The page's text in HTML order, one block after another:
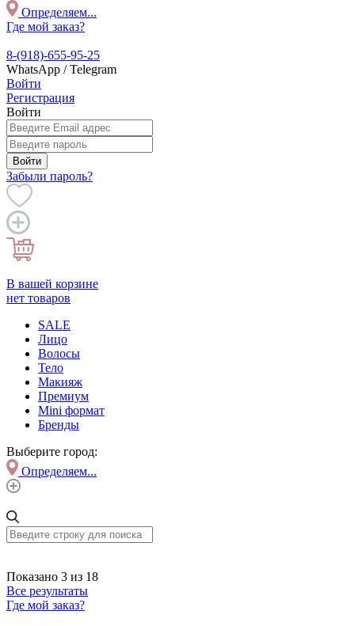
Определяем...
Где мой заказ?
8-(918)-655-95-25
WhatsApp / Telegram
Войти
Регистрация
Войти
Войти
Забыли пароль?
В вашей корзине
нет товаров
SALE
Лицо
Волосы
Тело
Макияж
Премиум
Mini формат
Бренды
Выберите город:
Определяем...
Показано 3 из 18
Все результаты
Где мой заказ?